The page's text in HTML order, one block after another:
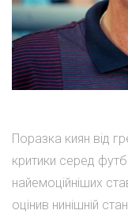
Поразка киян від
критики серед
найемоційніших
оцінив нинішній